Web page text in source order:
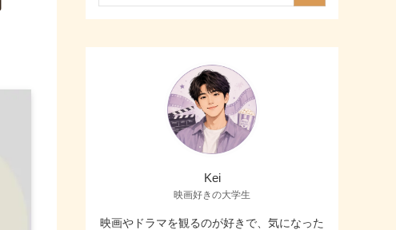
Kei
映画好きの大学生
映画やドラマを観るのが好きで、気になった